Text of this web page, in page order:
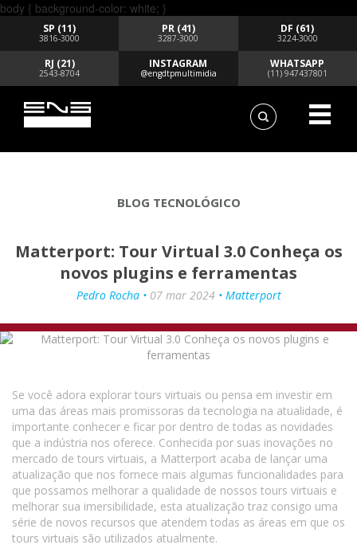
body { background-color: white; }
SP (11)
3816-3000
PR (41)
3287-3000
DF (61)
3224-3000
RJ (21)
2543-8704
INSTAGRAM
@engdtpmultimidia
WHATSAPP
(11) 947437801
BLOG TECNOLÓGICO
Matterport: Tour Virtual 3.0 Conheça os
novos plugins e ferramentas
Pedro Rocha • 07 mar 2024• Matterport
Se você adora explorar tours virtuais ou pensa em investir em
uma das áreas mais promissoras da tecnologia na atualidade, é
importante conhecer e ficar por dentro de todas as novidades
que a indústria nos oferece. Conhecida por suas inovações no
mercado de tours virtuais, a Matterport acaba de lançar uma
atualização que nos fornece mais algumas funcionalidades para
que possamos melhorar a qualidade de nossos tours virtuais e
melhorar sua imersibilidade, esta atualização traz consigo uma
série de novos recursos que atendem todas as áreas em que os
tours virtuais são utilizados atualmente.